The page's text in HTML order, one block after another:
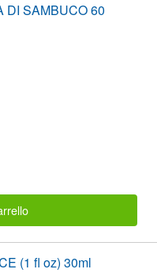
DI SAMBUCO 60
(1 fl oz) 30ml